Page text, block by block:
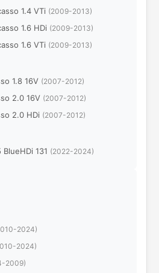
1.4 VTi (2009-2013)
1.6 HDi (2009-2013)
1.6 VTi (2009-2013)
1.8 16V (2007-2012)
2.0 16V (2007-2012)
2.0 HDi (2007-2012)
BlueHDi 131 (2022-2024)
2024)
2024)
2009)